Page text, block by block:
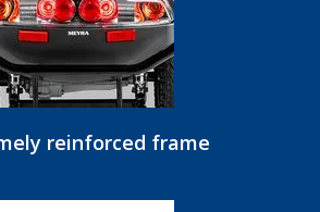
reinforced frame